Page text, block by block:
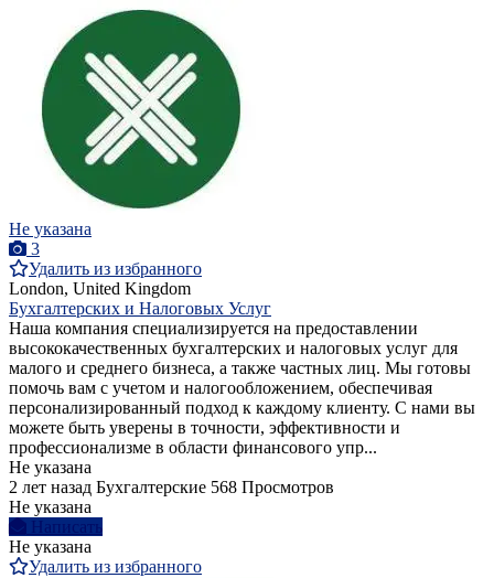
Не указана
3
Удалить из избранного
London, United Kingdom
Бухгалтерских и Налоговых Услуг
Наша компания специализируется на предоставлении
высококачественных бухгалтерских и налоговых услуг для
малого и среднего бизнеса, а также частных лиц. Мы готовы
помочь вам с учетом и налогообложением, обеспечивая
персонализированный подход к каждому клиенту. С нами вы
можете быть уверены в точности, эффективности и
профессионализме в области финансового упр...
Не указана
2 лет назад Бухгалтерские 568 Просмотров
Не указана
Написать
Не указана
Удалить из избранного